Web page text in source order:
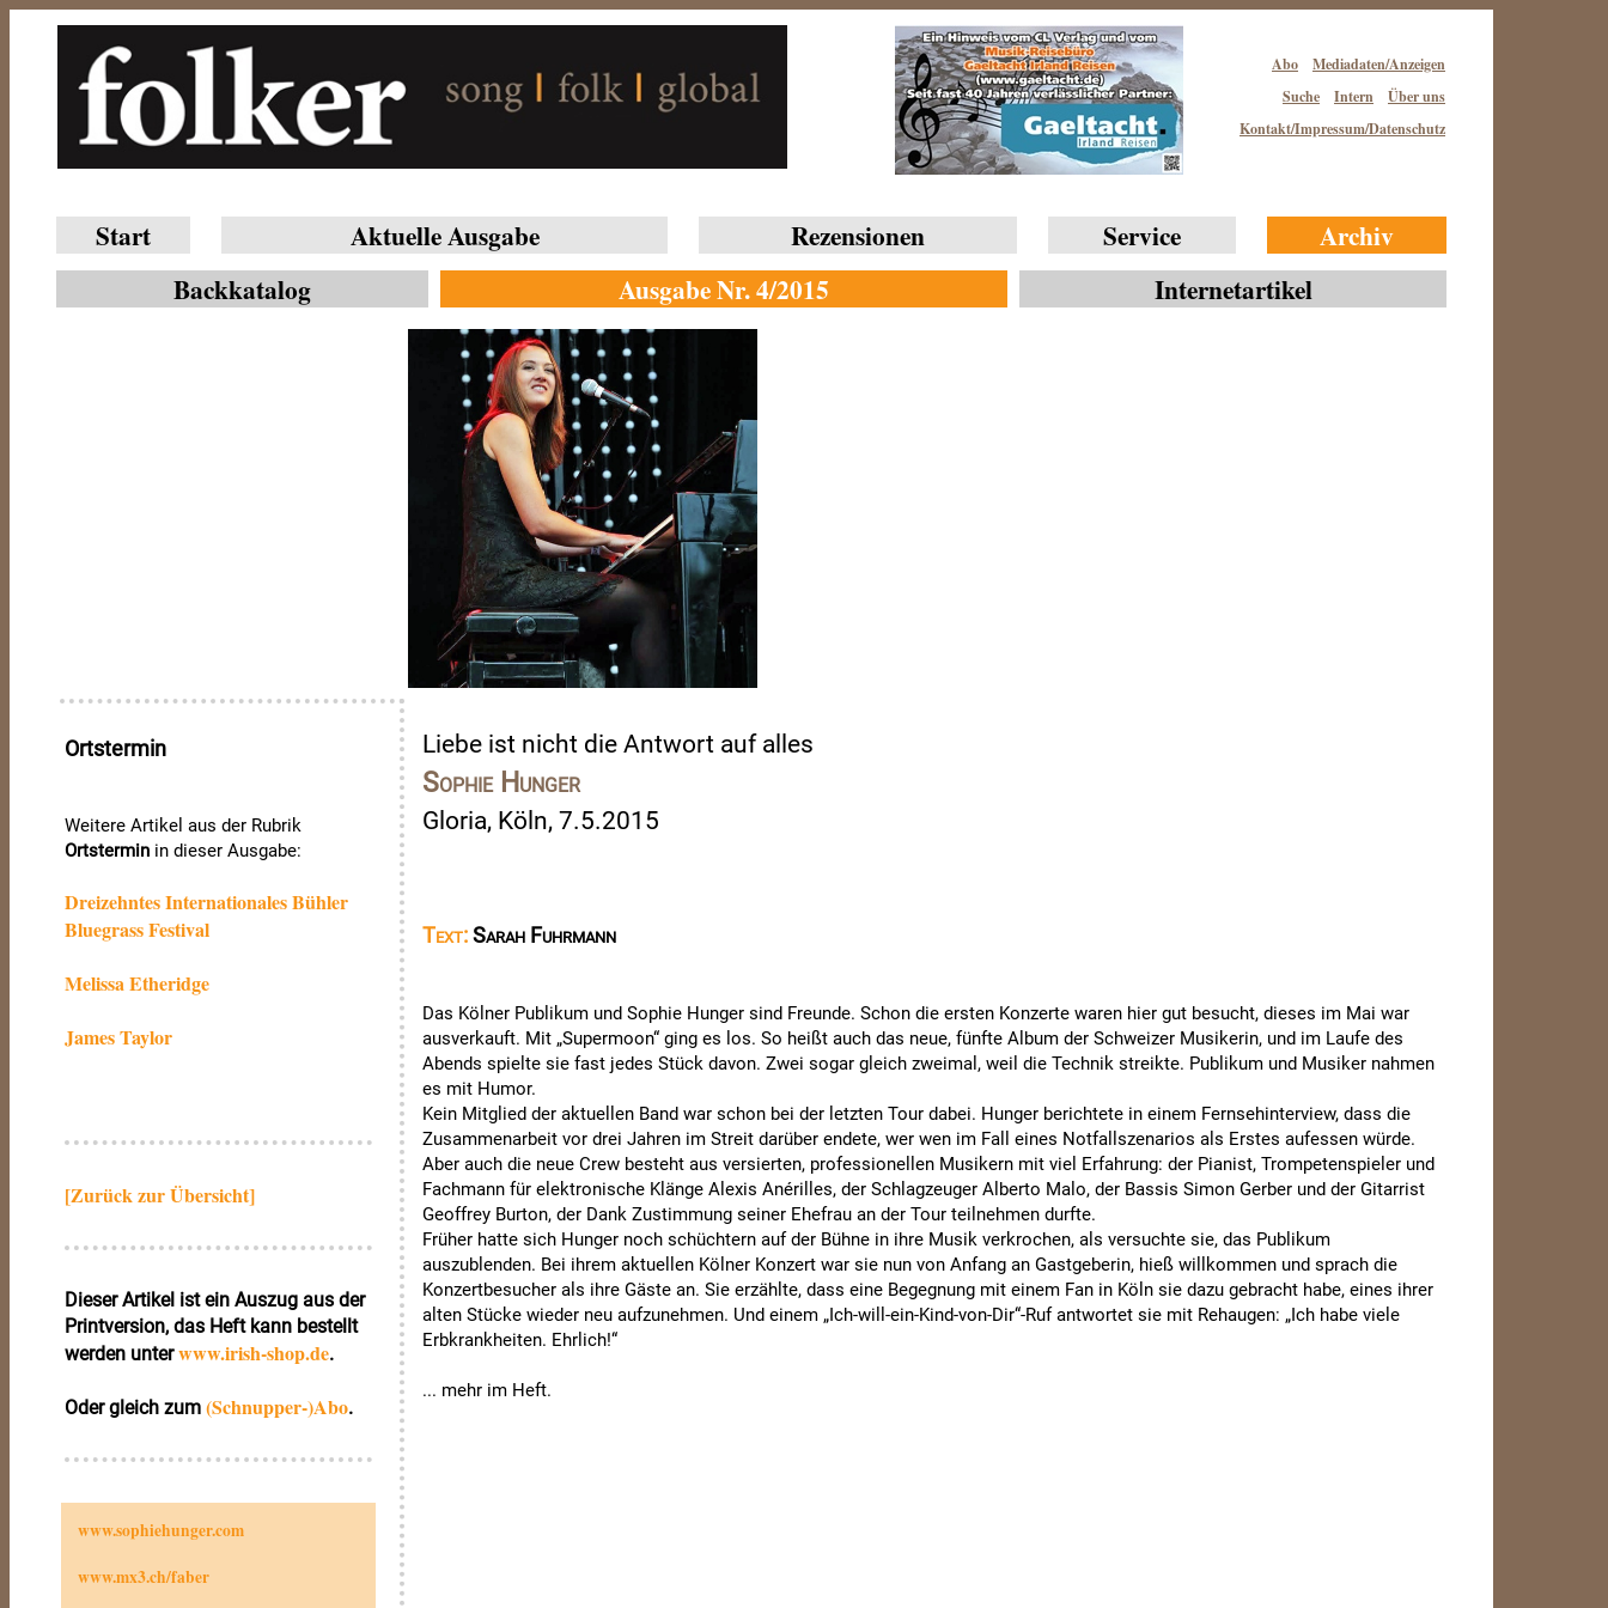
Abo
Mediadaten/Anzeigen
Suche
Intern
Über uns
Kontakt/Impressum/Datenschutz
Start Aktuelle Ausgabe Rezensionen Service
Archiv
Backkatalog
Ausgabe Nr. 4/2015 Internetartikel
Ortstermin
Weitere Artikel aus der Rubrik
Ortstermin in dieser Ausgabe:
Dreizehntes Internationales Bühler
Bluegrass Festival
Melissa Etheridge
James Taylor
[Zurück zur Übersicht]
Dieser Artikel ist ein Auszug aus der
Printversion, das Heft kann bestellt
werden unterwww.irish‑shop.de.
Oder gleich zum (Schnupper-)Abo.
www.sophiehunger.com
www.mx3.ch/faber
Liebe ist nicht die Antwort auf alles
Sophie Hunger
Gloria, Köln, 7.5.2015
Text: Sarah Fuhrmann
Das Kölner Publikum und Sophie Hunger sind Freunde. Schon die ersten Konzerte waren hier gut besucht, dieses im Mai war
ausverkauft. Mit „Supermoon“ ging es los. So heißt auch das neue, fünfte Album der Schweizer Musikerin, und im Laufe des
Abends spielte sie fast jedes Stück davon. Zwei sogar gleich zweimal, weil die Technik streikte. Publikum und Musiker nahmen
es mit Humor.
Kein Mitglied der aktuellen Band war schon bei der letzten Tour dabei. Hunger berichtete in einem Fernsehinterview, dass die
Zusammenarbeit vor drei Jahren im Streit darüber endete, wer wen im Fall eines Notfallszenarios als Erstes aufessen würde.
Aber auch die neue Crew besteht aus versierten, professionellen Musikern mit viel Erfahrung: der Pianist, Trompetenspieler und
Fachmann für elektronische Klänge Alexis Anérilles, der Schlagzeuger Alberto Malo, der Bassis Simon Gerber und der Gitarrist
Geoffrey Burton, der Dank Zustimmung seiner Ehefrau an der Tour teilnehmen durfte.
Früher hatte sich Hunger noch schüchtern auf der Bühne in ihre Musik verkrochen, als versuchte sie, das Publikum
auszublenden. Bei ihrem aktuellen Kölner Konzert war sie nun von Anfang an Gastgeberin, hieß willkommen und sprach die
Konzertbesucher als ihre Gäste an. Sie erzählte, dass eine Begegnung mit einem Fan in Köln sie dazu gebracht habe, eines ihrer
alten Stücke wieder neu aufzunehmen. Und einem „Ich-will-ein-Kind-von-Dir“-Ruf antwortet sie mit Rehaugen: „Ich habe viele
Erbkrankheiten. Ehrlich!“
... mehr im Heft.